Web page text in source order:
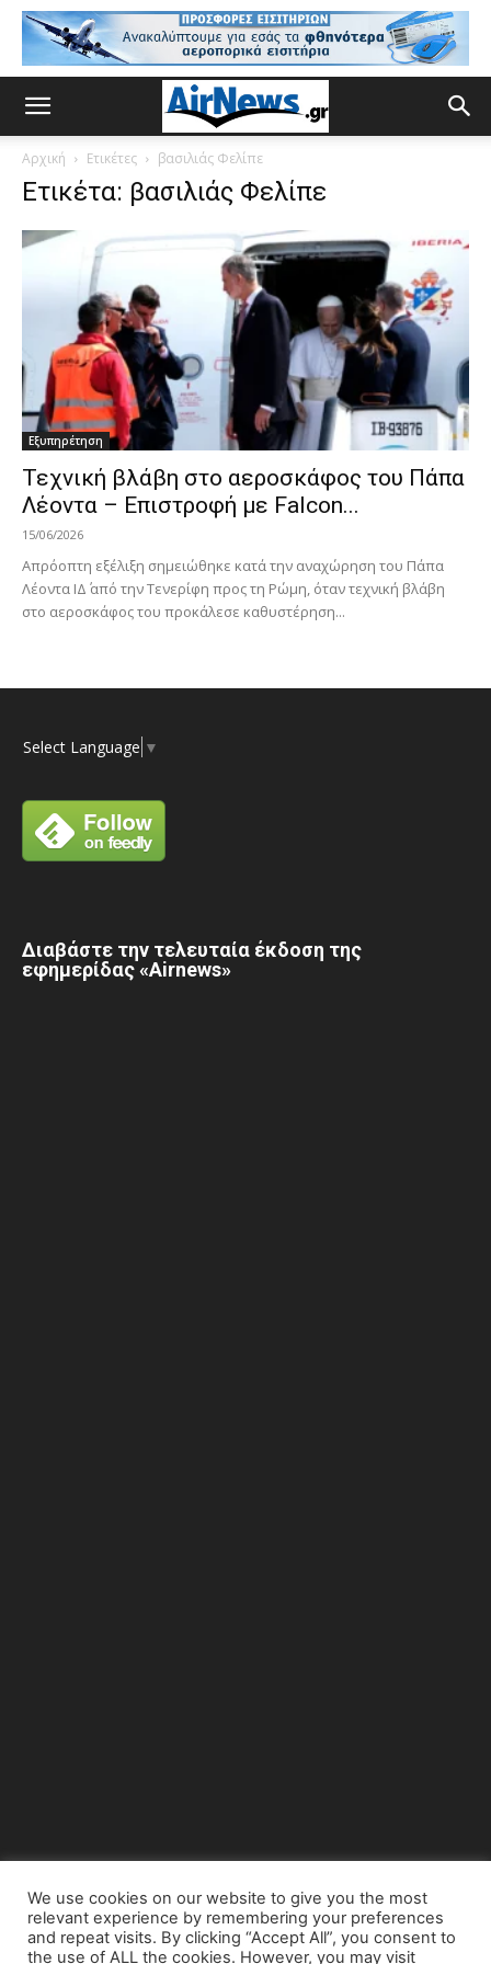
Αρχική Ετικέτες βασιλιάς Φελίπε
Ετικέτα: βασιλιάς Φελίπε
Εξυπηρέτηση
Τεχνική βλάβη στο αεροσκάφος του Πάπα
Λέοντα – Επιστροφή με Falcon...
15/06/2026
Απρόοπτη εξέλιξη σημειώθηκε κατά την αναχώρηση του Πάπα
Λέοντα ΙΔ΄ από την Τενερίφη προς τη Ρώμη, όταν τεχνική βλάβη
στο αεροσκάφος του προκάλεσε καθυστέρηση...
Select Language ▼
Διαβάστε την τελευταία έκδοση της
εφημερίδας «Airnews»
© Copyright 2015 - www.airnews.gr
We use cookies on our website to give you the most
relevant experience by remembering your preferences
and repeat visits. By clicking “Accept All”, you consent to
the use of ALL the cookies. However, you may visit